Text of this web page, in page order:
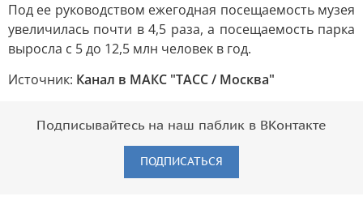
Под ее руководством ежегодная посещаемость музея
увеличилась почти в 4,5 раза, а посещаемость парка
выросла с 5 до 12,5 млн человек в год.
Источник: Канал в МАКС "ТАСС / Москва"
Подписывайтесь на наш паблик в ВКонтакте
ПОДПИСАТЬСЯ